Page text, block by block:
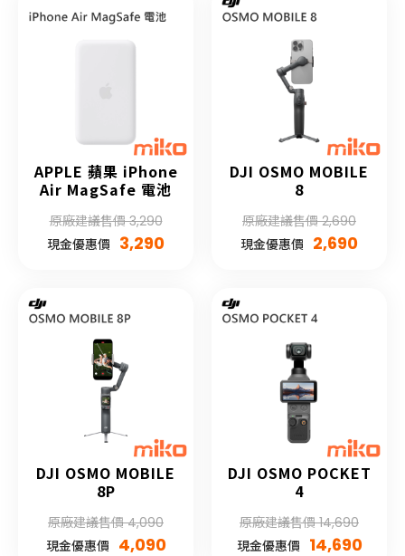
APPLE 蘋果 iPhone
Air MagSafe 電池
原廠建議售價 3,290
現金優惠價 3,290
DJI OSMO MOBILE
8
原廠建議售價 2,690
現金優惠價 2,690
DJI OSMO MOBILE
8P
原廠建議售價 4,090
現金優惠價 4,090
DJI OSMO POCKET
4
原廠建議售價 14,690
現金優惠價 14,690